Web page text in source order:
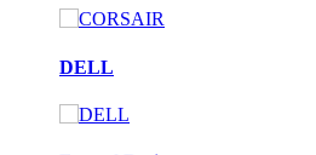
DELL